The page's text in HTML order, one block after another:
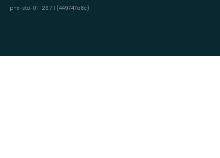
phx-sto-01 · 26.7.1 (449747a8c)